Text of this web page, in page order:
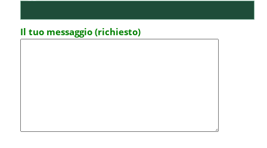
Il tuo messaggio (richiesto)